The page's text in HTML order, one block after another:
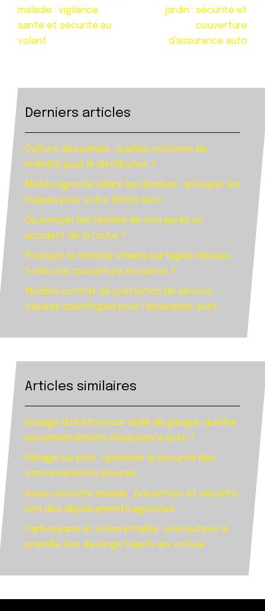
maladie : vigilance
santé et sécurité au
volant
jardin : sécurité et
couverture
d’assurance auto
Derniers articles
Culture des panais : quelles solutions de
mobilité pour la distribution ?
Météo agricole villars les dombes : anticiper les
risques pour votre flotte auto
Où envoyer les feuilles de soin après un
accident de la route ?
Pourquoi la mobilité urbaine partagée impose-
t-elle une couverture évolutive ?
Modèle contrat de prestation de service :
clauses spécifiques pour l’assurance auto
Articles similaires
Dosage du béton pour dalle de garage, quelles
recommandations d’assurance auto ?
Dallage sur plot : optimiser la sécurité des
stationnements assurés
Saule crevette malade : prévention et sécurité
lors des déplacements agricoles
Carbosylane et côlon irritable : précautions à
prendre lors de longs trajets en voiture